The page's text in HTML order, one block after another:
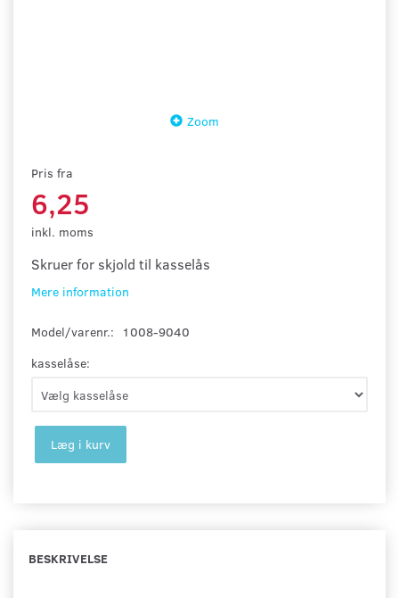
Zoom
Pris fra
6,25
inkl. moms
Skruer for skjold til kasselås
Mere information
Model/varenr.:
1008-9040
kasselåse:
Læg i kurv
BESKRIVELSE